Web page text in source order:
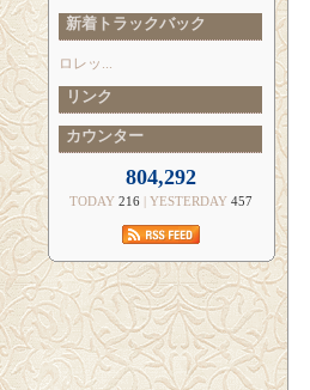
新着トラックバック
ロレッ...
リンク
カウンター
804,292
TODAY 216| YESTERDAY 457